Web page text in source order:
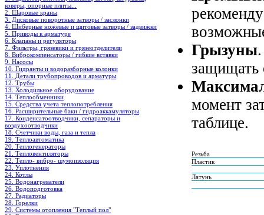
коверы, опорные плиты...
2. Шаровые краны
3. Дисковые поворотные затворы / заслонки
4. Шиберные ножевые и щитовые затворы / задвижки
5. Приводы к арматуре
6. Клапаны и регуляторы
7. Фильтры, грязевики и грязеотделители
8. Виброкомпенсаторы / гибкие вставки
9. Насосы
10. Гидранты и водоразборные колонки
11. Детали трубопроводов и арматуры
12. Трубы
13. Холодильное oборудование
14. Теплообменники
15. Средства учета теплопотребления
16. Расширительные баки / гидроаккамуляторы
17. Конденсатоотводчики, сепараторы и
воздухоотводчики
18. Счетчики воды, газа и тепла
19. Теплоавтоматика
20. Теплогенераторы
21. Тепловентиляторы
22. Тепло- вибро- шумоизоляция
23. Уплотнения
24. Котлы
25. Водонагреватели
26. Водоподготовка
27. Радиаторы
28. Горелки
29. Системы отопления "Теплый пол"
Грызуны
защищать
момент
таблице.
Резьба
Пластик
Латунь